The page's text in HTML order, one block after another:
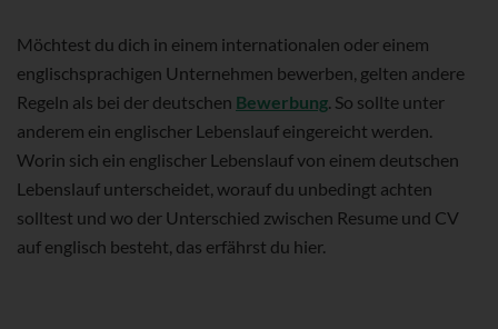
Möchtest du dich in einem internationalen oder einem
englischsprachigen Unternehmen bewerben, gelten andere
Regeln als bei der deutschen Bewerbung. So sollte unter
anderem ein englischer Lebenslauf eingereicht werden.
Worin sich ein englischer Lebenslauf von einem deutschen
Lebenslauf unterscheidet, worauf du unbedingt achten
solltest und wo der Unterschied zwischen Resume und CV
auf englisch besteht, das erfährst du hier.